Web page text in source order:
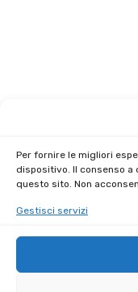
Per fornire le migliori
dispositivo. Il consenso a
questo sito. Non
Gestisci servizi